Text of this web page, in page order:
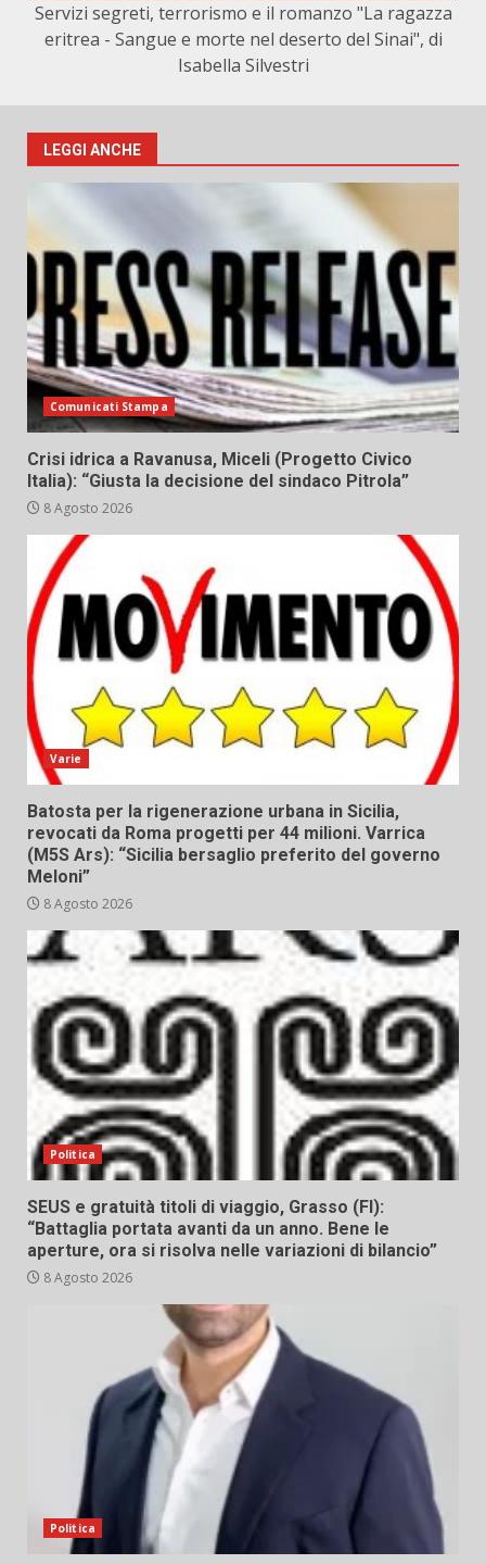
Servizi segreti, terrorismo e il romanzo "La ragazza
eritrea - Sangue e morte nel deserto del Sinai", di
Isabella Silvestri
LEGGI ANCHE
Comunicati Stampa
Crisi idrica a Ravanusa, Miceli (Progetto Civico
Italia): “Giusta la decisione del sindaco Pitrola”
8 Agosto 2026
Varie
Batosta per la rigenerazione urbana in Sicilia,
revocati da Roma progetti per 44 milioni. Varrica
(M5S Ars): “Sicilia bersaglio preferito del governo
Meloni”
8 Agosto 2026
Politica
SEUS e gratuità titoli di viaggio, Grasso (FI):
“Battaglia portata avanti da un anno. Bene le
aperture, ora si risolva nelle variazioni di bilancio”
8 Agosto 2026
Politica